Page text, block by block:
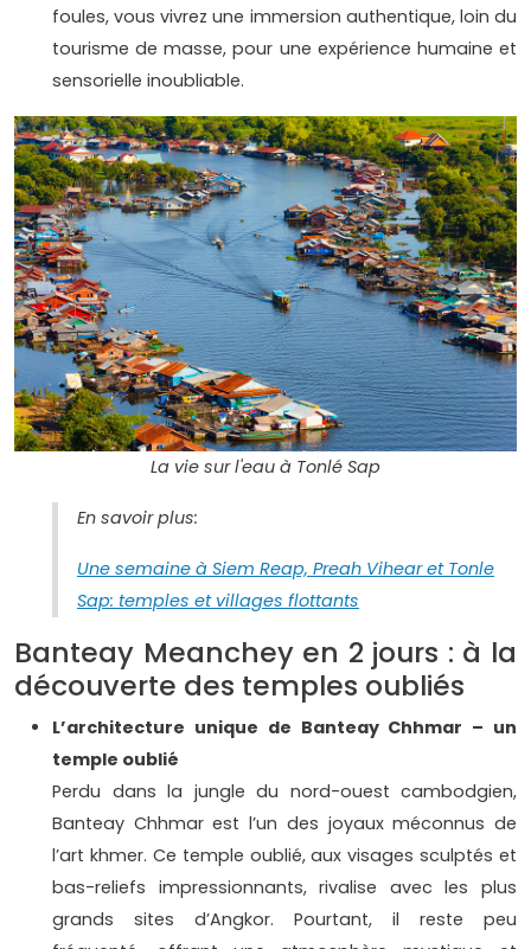
foules, vous vivrez une immersion authentique, loin du
tourisme de masse, pour une expérience humaine et
sensorielle inoubliable.
La vie sur l'eau à Tonlé Sap
En savoir plus:
Une semaine à Siem Reap, Preah Vihear et Tonle
Sap: temples et villages flottants
Banteay Meanchey en 2 jours : à la
découverte des temples oubliés
L’architecture unique de Banteay Chhmar – un
temple oublié
Perdu dans la jungle du nord-ouest cambodgien,
Banteay Chhmar est l’un des joyaux méconnus de
l’art khmer. Ce temple oublié, aux visages sculptés et
bas-reliefs impressionnants, rivalise avec les plus
grands sites d’Angkor. Pourtant, il reste peu